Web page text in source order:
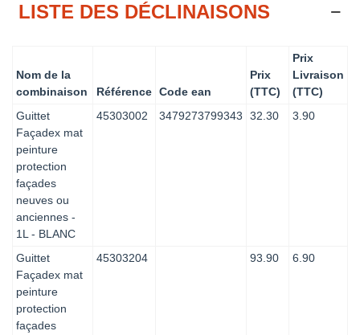
LISTE DES DÉCLINAISONS
Nom de la
combinaison
Référence Code ean
Prix
(TTC)
Prix
Livraison
(TTC)
Guittet
Façadex mat
peinture
protection
façades
neuves ou
anciennes -
1L - BLANC
45303002 3479273799343 32.30 3.90
Guittet
Façadex mat
peinture
protection
façades
45303204 93.90 6.90